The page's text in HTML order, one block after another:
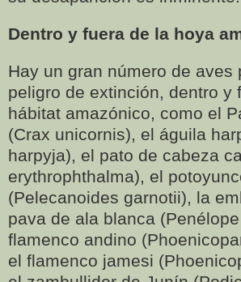
Dentro y fuera de la hoya
Hay un gran número de aves
peligro de extinción, dentro y
hábitat amazónico, como el
(Crax unicornis), el águila
harpyja), el pato de cabeza
erythrophthalma), el
(Pelecanoides garnotii), la
pava de ala blanca
flamenco andino
el flamenco jamesi